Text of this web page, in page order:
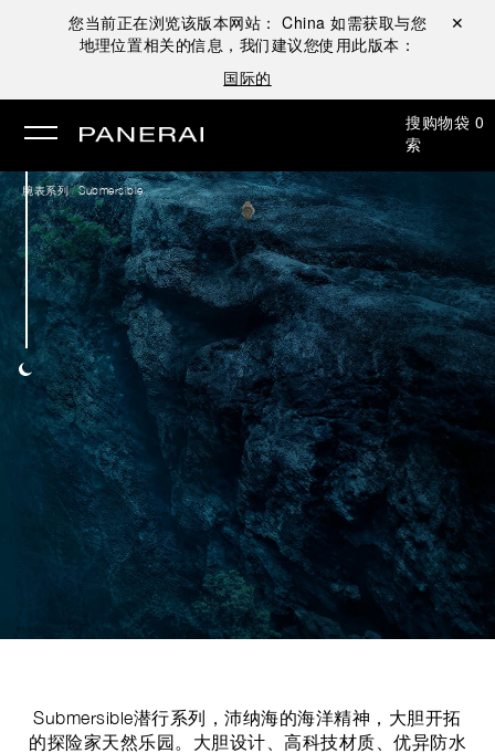
您当前正在浏览该版本网站： China 如需获取与您
地理位置相关的信息，我们建议您使用此版本：
国际的
关闭 ✕
搜
索
购物袋 0
腕表系列 /Submersible
Submersible潜行系列，沛纳海的海洋精神，大胆开拓
的探险家天然乐园。大胆设计、高科技材质、优异防水